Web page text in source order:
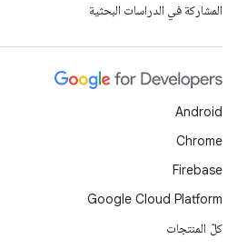
المشاركة في الدراسات البحثية
Android
Chrome
Firebase
Google Cloud Platform
كلّ المنتجات